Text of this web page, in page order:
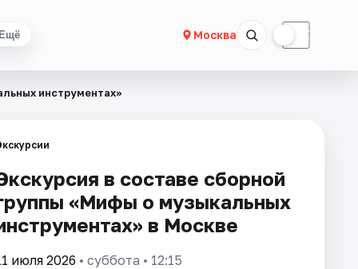
Москва ☾
инструментах»
в составе сборной
«Мифы о музыкальных
в Москве
июля 2026 • суббота • 12:15